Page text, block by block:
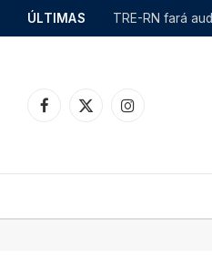
ÚLTIMAS TRE-RN fará
Facebook
X
Instagram